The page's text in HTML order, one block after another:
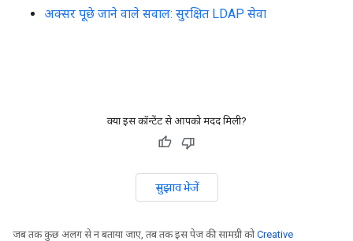
अक्सर पूछे जाने वाले सवाल: सुरक्षित LDAP सेवा
क्या इस कॉन्टेंट से आपको मदद मिली?
सुझाव भेजें
जब तक कुछ अलग से न बताया जाए, तब तक इस पेज की सामग्री कोCreative